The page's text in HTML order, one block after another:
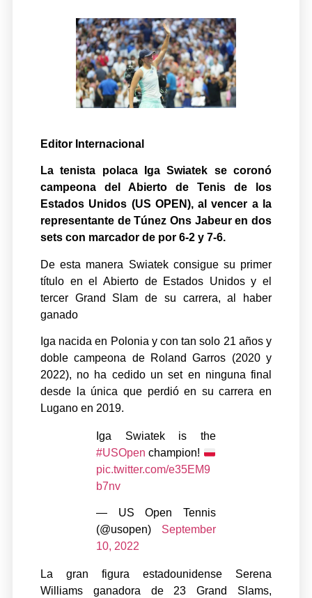
Editor Internacional
La tenista polaca Iga Swiatek se coronó
campeona del Abierto de Tenis de los
Estados Unidos (US OPEN), al vencer a la
representante de Túnez Ons Jabeur en dos
sets con marcador de por 6-2 y 7-6.
De esta manera Swiatek consigue su primer
título en el Abierto de Estados Unidos y el
tercer Grand Slam de su carrera, al haber
ganado
Iga nacida en Polonia y con tan solo 21 años y
doble campeona de Roland Garros (2020 y
2022), no ha cedido un set en ninguna final
desde la única que perdió en su carrera en
Lugano en 2019.
Iga Swiatek is the
#USOpen champion!
pic.twitter.com/e35EM9
b7nv
— US Open Tennis
(@usopen) September
10, 2022
La gran figura estadounidense Serena
Williams ganadora de 23 Grand Slams,